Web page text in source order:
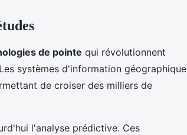
de pointe qui révolutionnent
systèmes d'information géographique
de croiser des milliers de
l'analyse prédictive. Ces